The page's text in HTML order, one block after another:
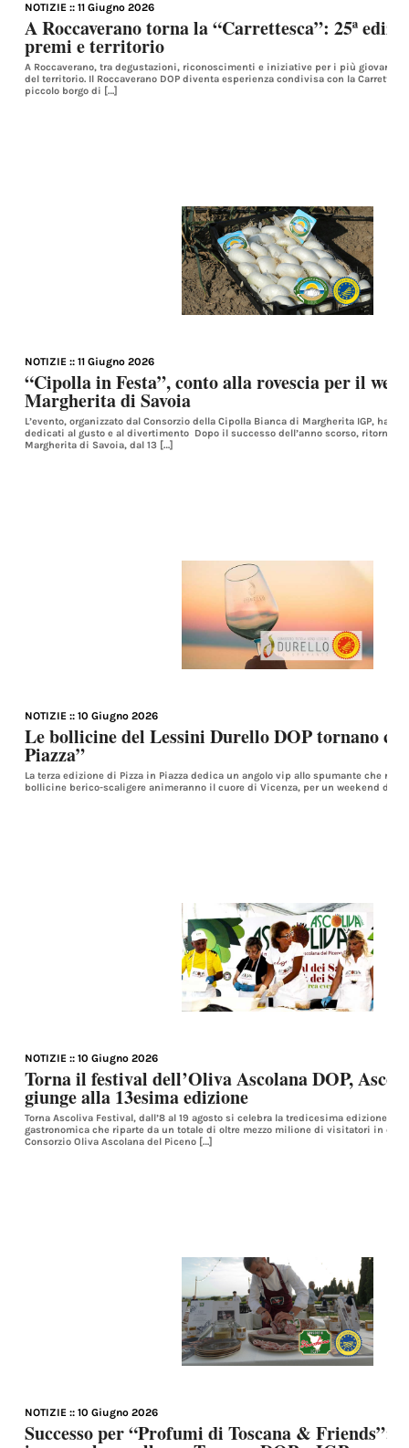
NOTIZIE :: 11 Giugno 2026
A Roccaverano torna la “Carrettesca”: 25ª
premi e territorio
A Roccaverano, tra degustazioni, riconoscimenti e iniziative per i più giovani,
del territorio. Il Roccaverano DOP diventa esperienza condivisa con la
piccolo borgo di […]
NOTIZIE :: 11 Giugno 2026
“Cipolla in Festa”, conto alla rovescia per il
Margherita di Savoia
L’evento, organizzato dal Consorzio della Cipolla Bianca di Margherita IGP, ha in
dedicati al gusto e al divertimento Dopo il successo dell’anno scorso, ritorna
Margherita di Savoia, dal 13 […]
NOTIZIE :: 10 Giugno 2026
Le bollicine del Lessini Durello DOP tornano
Piazza”
La terza edizione di Pizza in Piazza dedica un angolo vip allo spumante che
bollicine berico-scaligere animeranno il cuore di Vicenza, per un weekend di
NOTIZIE :: 10 Giugno 2026
Torna il festival dell’Oliva Ascolana DOP,
giunge alla 13esima edizione
Torna Ascoliva Festival, dall’8 al 19 agosto si celebra la tredicesima edizione
gastronomica che riparte da un totale di oltre mezzo milione di visitatori in
Consorzio Oliva Ascolana del Piceno […]
NOTIZIE :: 10 Giugno 2026
Successo per “Profumi di Toscana & Friends”: